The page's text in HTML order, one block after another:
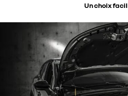
Un choix